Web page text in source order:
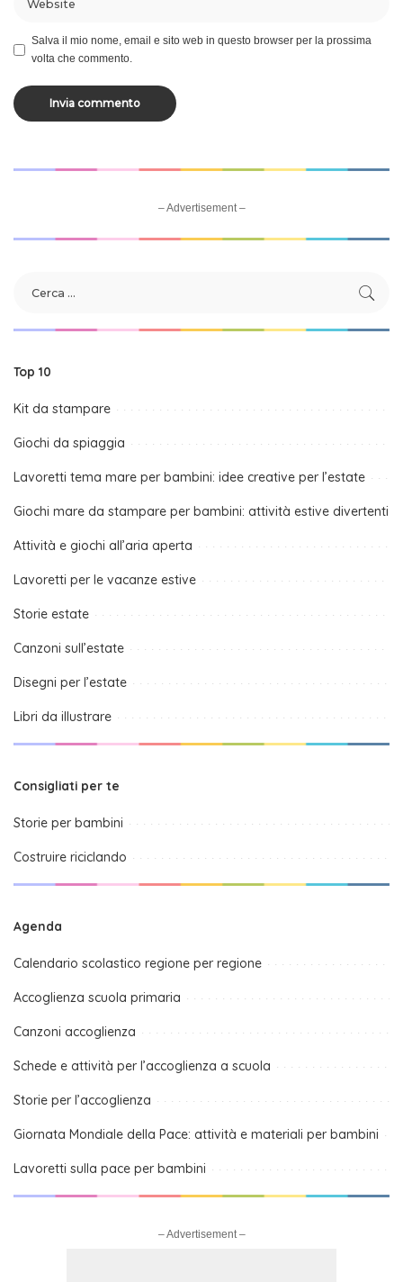
Salva il mio nome, email e sito web in questo browser per la prossima
volta che commento.
– Advertisement –
Top 10
Kit da stampare
Giochi da spiaggia
Lavoretti tema mare per bambini: idee creative per l’estate
Giochi mare da stampare per bambini: attività estive divertenti
Attività e giochi all’aria aperta
Lavoretti per le vacanze estive
Storie estate
Canzoni sull’estate
Disegni per l’estate
Libri da illustrare
Consigliati per te
Storie per bambini
Costruire riciclando
Agenda
Calendario scolastico regione per regione
Accoglienza scuola primaria
Canzoni accoglienza
Schede e attività per l’accoglienza a scuola
Storie per l’accoglienza
Giornata Mondiale della Pace: attività e materiali per bambini
Lavoretti sulla pace per bambini
– Advertisement –